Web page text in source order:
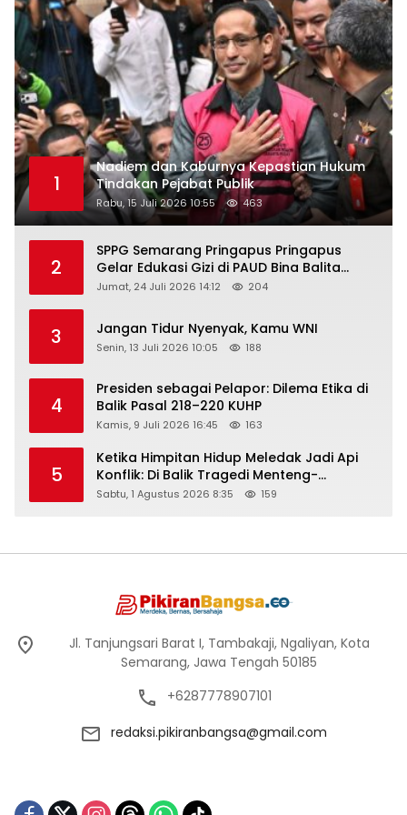
1
Nadiem dan Kaburnya Kepastian Hukum
Tindakan Pejabat Publik
Rabu, 15 Juli 2026 10:55 463
2
SPPG Semarang Pringapus Pringapus
Gelar Edukasi Gizi di PAUD Bina Balita
Peringati Hari Anak Nasional 2026
Jumat, 24 Juli 2026 14:12 204
3 Jangan Tidur Nyenyak, Kamu WNI
Senin, 13 Juli 2026 10:05 188
4
Presiden sebagai Pelapor: Dilema Etika di
Balik Pasal 218–220 KUHP
Kamis, 9 Juli 2026 16:45 163
5
Ketika Himpitan Hidup Meledak Jadi Api
Konflik: Di Balik Tragedi Menteng-
Matraman Hingga Maling Ayam di Bali
Sabtu, 1 Agustus 2026 8:35 159
Jl. Tanjungsari Barat I, Tambakaji, Ngaliyan, Kota
Semarang, Jawa Tengah 50185
+6287778907101
redaksi.pikiranbangsa@gmail.com